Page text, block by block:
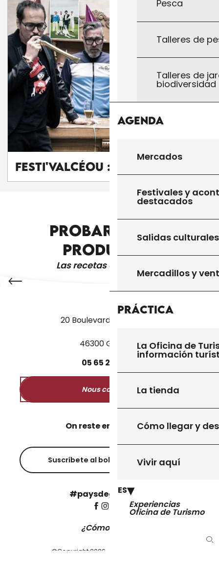
Pesca
Talleres de
Talleres de
biodiversidad
Agenda
Mercados
Festivales y
destacados
Salidas culturales
Mercadillos y
Práctica
La Oficina de
información
La tienda
Cómo llegar y
Vivir aquí
ES
Experiencias
Oficina de Turismo
Festi'ValCéou : Samedi
PROBAR OTROS
PRODUCTOS
Las recetas de la abuela
¿DÓNDE SALIR?
20 Boulevard des Martyrs
46300 Gourdon
05 65 27
Nous contacter
On reste en contact ?
Suscríbete al boletín informativo
#paysdegourdon !
¿Cómo llegar?
©Copyright 2026 - Pays de Gourdon